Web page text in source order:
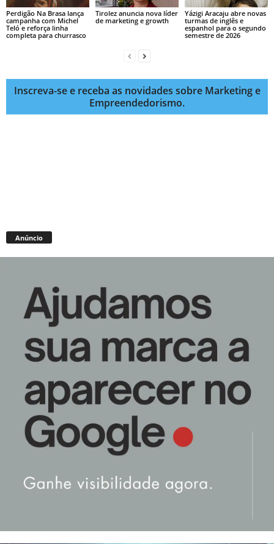
Perdigão Na Brasa lança
campanha com Michel
Teló e reforça linha
completa para churrasco
Tirolez anuncia nova líder
de marketing e growth
Yázigi Aracaju abre novas
turmas de inglês e
espanhol para o segundo
semestre de 2026
Inscreva-se e receba as novidades sobre Marketing e
Empreendedorismo.
Anúncio